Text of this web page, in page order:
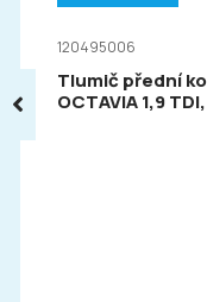
120495006
Tlumič přední
OCTAVIA 1,9